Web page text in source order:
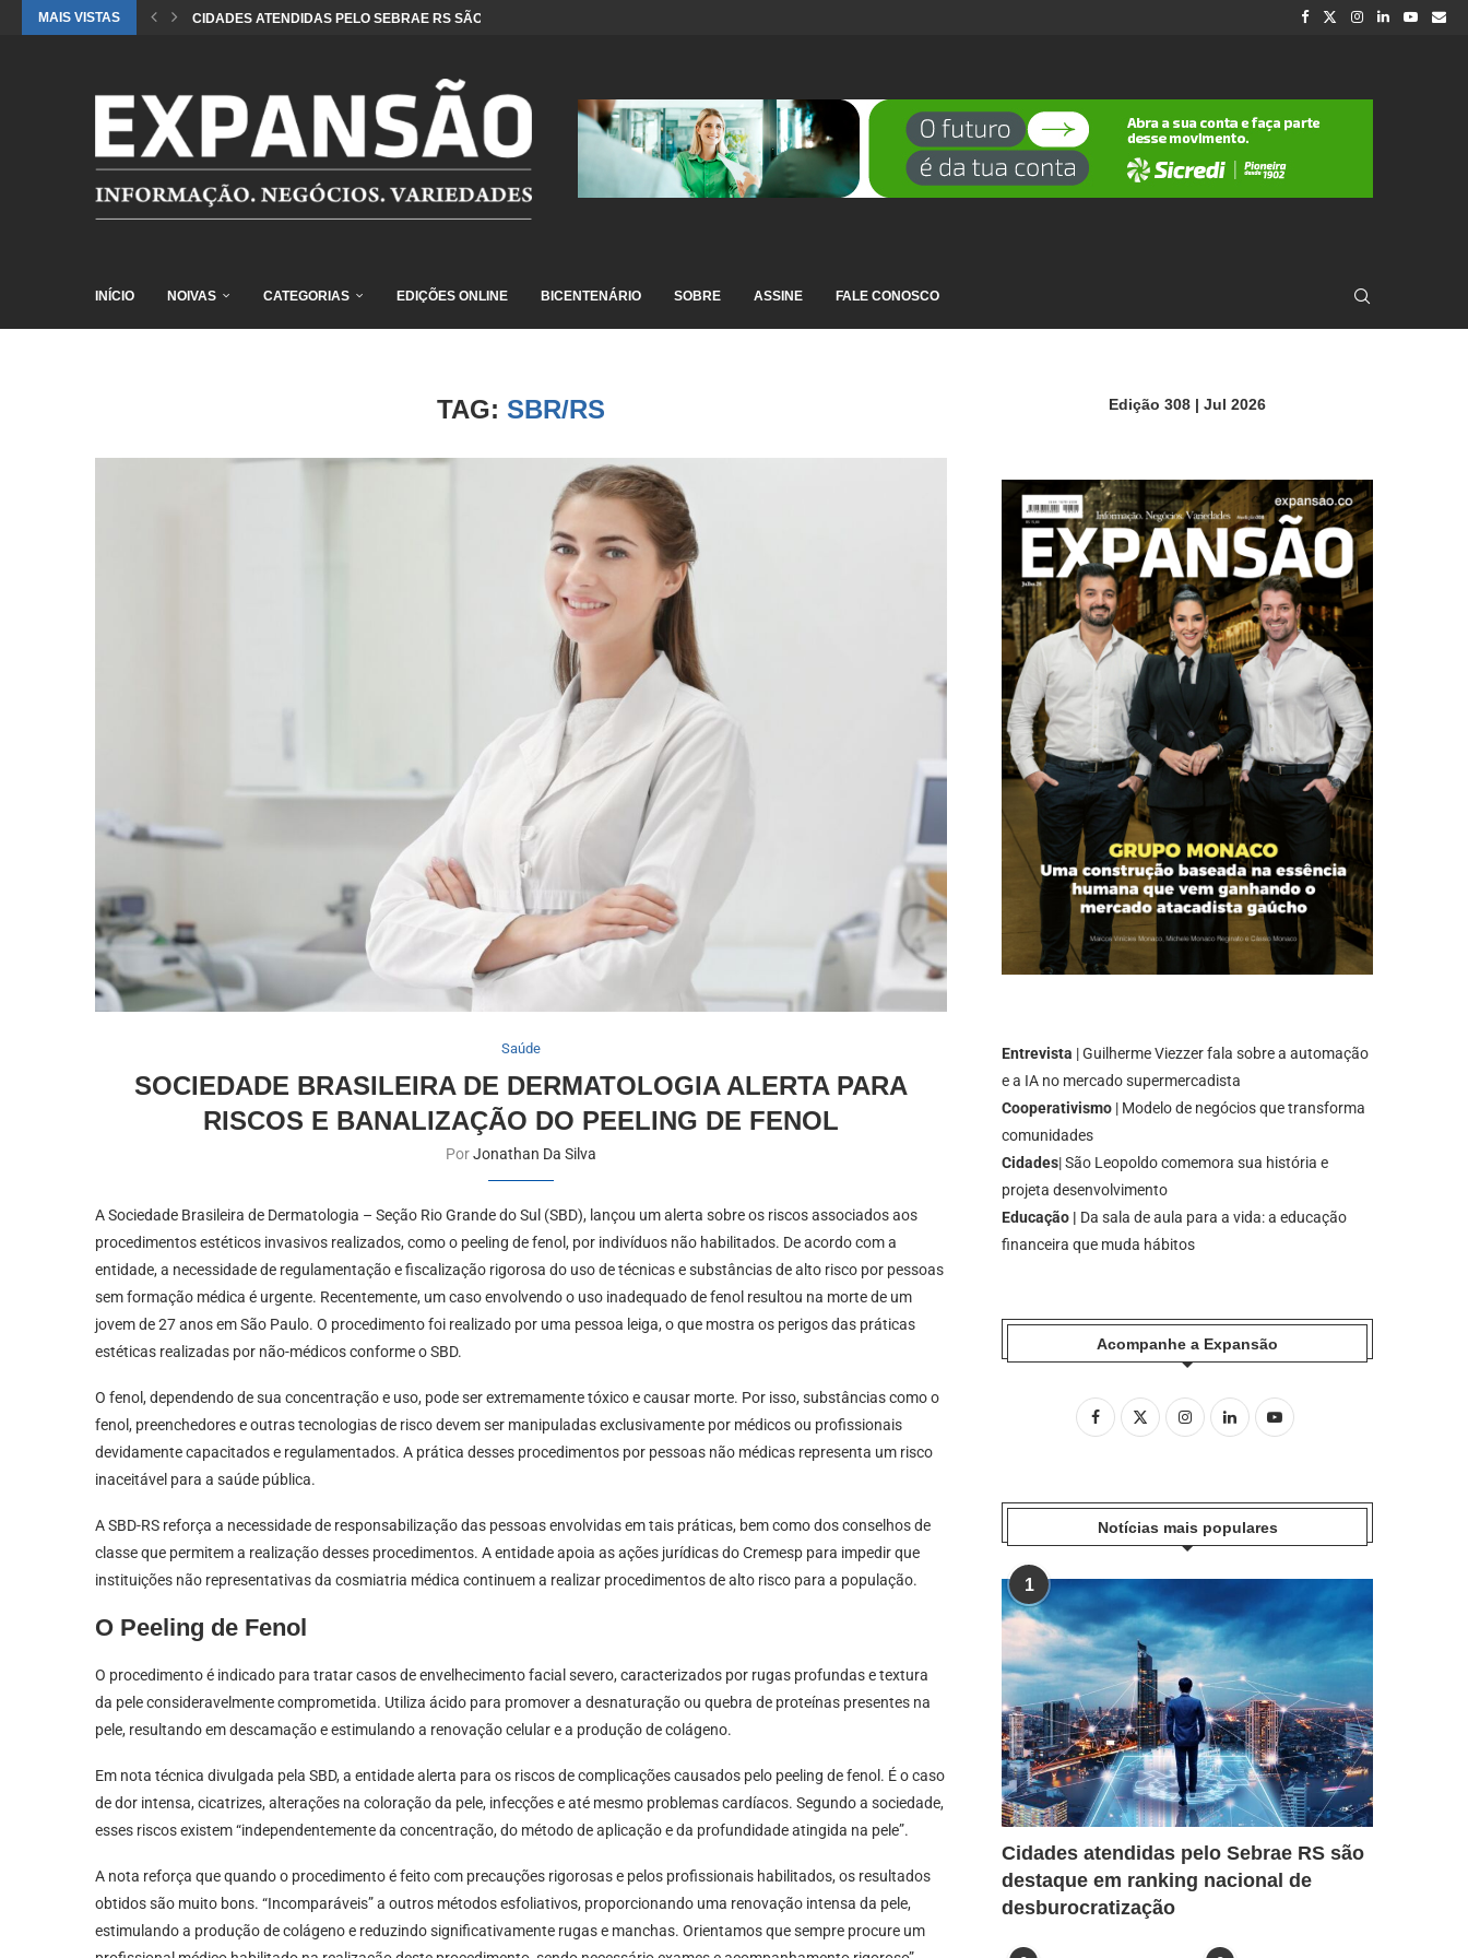
MAIS VISTAS CIDADES ATENDIDAS PELO SEBRAE RS SÃO DESTAQUE EM RANKING NACIONAL...
INÍCIO NOIVAS CATEGORIAS EDIÇÕES ONLINE BICENTENÁRIO SOBRE ASSINE FALE CONOSCO
TAG: SBR/RS
Saúde
SOCIEDADE BRASILEIRA DE DERMATOLOGIA ALERTA PARA
RISCOS E BANALIZAÇÃO DO PEELING DE FENOL
PorJonathan Da Silva
A Sociedade Brasileira de Dermatologia – Seção Rio Grande do Sul (SBD), lançou um alerta sobre os riscos associados aos
procedimentos estéticos invasivos realizados, como o peeling de fenol, por indivíduos não habilitados. De acordo com a
entidade, a necessidade de regulamentação e fiscalização rigorosa do uso de técnicas e substâncias de alto risco por pessoas
sem formação médica é urgente. Recentemente, um caso envolvendo o uso inadequado de fenol resultou na morte de um
jovem de 27 anos em São Paulo. O procedimento foi realizado por uma pessoa leiga, o que mostra os perigos das práticas
estéticas realizadas por não-médicos conforme o SBD.
O fenol, dependendo de sua concentração e uso, pode ser extremamente tóxico e causar morte. Por isso, substâncias como o
fenol, preenchedores e outras tecnologias de risco devem ser manipuladas exclusivamente por médicos ou profissionais
devidamente capacitados e regulamentados. A prática desses procedimentos por pessoas não médicas representa um risco
inaceitável para a saúde pública.
A SBD-RS reforça a necessidade de responsabilização das pessoas envolvidas em tais práticas, bem como dos conselhos de
classe que permitem a realização desses procedimentos. A entidade apoia as ações jurídicas do Cremesp para impedir que
instituições não representativas da cosmiatria médica continuem a realizar procedimentos de alto risco para a população.
O Peeling de Fenol
O procedimento é indicado para tratar casos de envelhecimento facial severo, caracterizados por rugas profundas e textura
da pele consideravelmente comprometida. Utiliza ácido para promover a desnaturação ou quebra de proteínas presentes na
pele, resultando em descamação e estimulando a renovação celular e a produção de colágeno.
Em nota técnica divulgada pela SBD, a entidade alerta para os riscos de complicações causados pelo peeling de fenol. É o caso
de dor intensa, cicatrizes, alterações na coloração da pele, infecções e até mesmo problemas cardíacos. Segundo a sociedade,
esses riscos existem “independentemente da concentração, do método de aplicação e da profundidade atingida na pele”.
A nota reforça que quando o procedimento é feito com precauções rigorosas e pelos profissionais habilitados, os resultados
obtidos são muito bons. “Incomparáveis” a outros métodos esfoliativos, proporcionando uma renovação intensa da pele,
estimulando a produção de colágeno e reduzindo significativamente rugas e manchas. Orientamos que sempre procure um
Edição 308 | Jul 2026
Entrevista | Guilherme Viezzer fala sobre a automação
e a IA no mercado supermercadista
Cooperativismo | Modelo de negócios que transforma
comunidades
Cidades| São Leopoldo comemora sua história e
projeta desenvolvimento
Educação | Da sala de aula para a vida: a educação
financeira que muda hábitos
Acompanhe a Expansão
Notícias mais populares
1
Cidades atendidas pelo Sebrae RS são
destaque em ranking nacional de
desburocratização